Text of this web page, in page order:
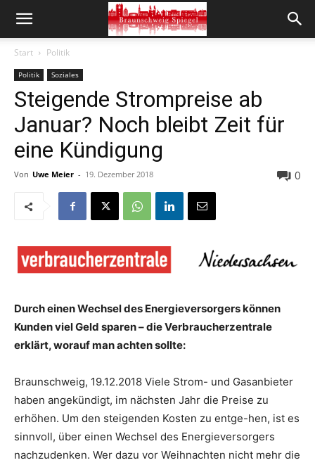
Start Politik
Politik Soziales
Steigende Strompreise ab
Januar? Noch bleibt Zeit für
eine Kündigung
Von Uwe Meier - 19. Dezember 2018 0
Durch einen Wechsel des Energieversorgers können
Kunden viel Geld sparen – die Verbraucherzentrale
erklärt, worauf man achten sollte:
Braunschweig, 19.12.2018 Viele Strom- und Gasanbieter
haben angekündigt, im nächsten Jahr die Preise zu
erhöhen. Um den steigenden Kosten zu entge-hen, ist es
sinnvoll, über einen Wechsel des Energieversorgers
nachzudenken. Wer dazu vor Weihnachten nicht mehr die